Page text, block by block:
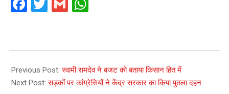
Facebook
Twitter
Gmail
02-
02
Previous Post:स्वामी रामदेव ने बजट को बताया किसान हित में
Next Post:सड़कों पर कांग्रेसियों ने केंद्र सरकार का किया पुतला दहन